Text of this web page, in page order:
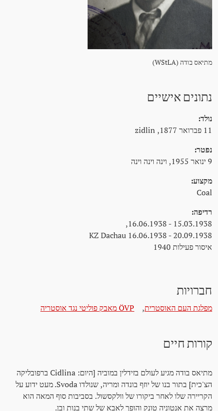
מתיאס בודה (WStLA)
נתונים אישיים
נולד:
11 פברואר 1877, zidlin
נפטר:
9 ינואר 1955, וינה וינה וינה
מקצוע:
Coal
רדיפה:
15.03.1938 - 16.06.1938,
KZ Dachau 16.06.1938 - 20.09.1938
איסור פעילות 1940
חברויות
מפלגת העם האוסטרית, ÖVP מאבק פוליטי נגד אוסטריה
קורות חיים
מתיאס בודה מגיע לעולם בזידלין במוביה [היום: Cidlina ברפובליקה
הצ'כית] בתור בנו של יוזף בונדה ומריה, שנולדו Svoda. מעט ידוע על
הקריירה שלו לאחר ביקורו של וולקסשול. בסביבות סוף המאה הוא
מרצה את אנטוניה טונק והופך לאבא של שתי בנות ובן.